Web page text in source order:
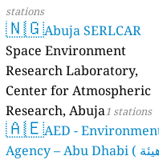
stations
🇳🇬Abuja SERLCAR
Space Environment
Research Laboratory,
Center for Atmospheric
Research, Abuja1 stations
🇦🇪AED -
Agency – Abu Dhabi ( هيئة